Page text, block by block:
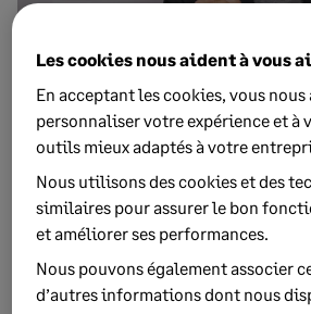
AFTRAL : booster son
intégrée à son ERP
AFTRAL est le leader de la formation
transport et de la logistique.
intégrée à son...
Les cookies nous aident à vous
En acceptant les cookies, vous nous
personnaliser votre expérience et à
outils mieux adaptés à votre
Nous utilisons des cookies et des
similaires pour assurer le bon
et améliorer ses performances.
Nous pouvons également associer
d’autres informations dont nous